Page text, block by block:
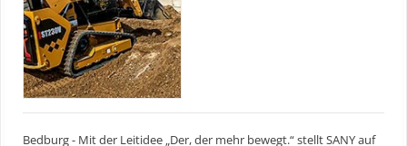
Bedburg - Mit der Leitidee „Der, der mehr bewegt.“ stellt SANY auf